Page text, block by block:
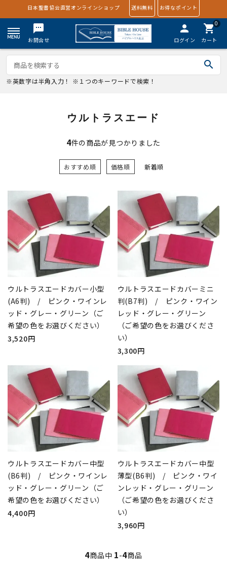
日本聖書協会直営オンラインショップ 送料無料 お得なポイント
textsms
お問合せ
person
ログイン
0
shopping_cart
カート
search
※英数字は半角入力！ ※１つのキーワードで検索！
ウルトラスエード
4件の商品が見つかりました
おすすめ順 価格順 新着順
ウルトラスエードカバー小型
(A6判) / ピンク・ワインレ
ッド・グレー・グリーン（ご
希望の色をお選びください）
3,520円
ウルトラスエードカバーミニ
判(B7判) / ピンク・ワイン
レッド・グレー・グリーン
（ご希望の色をお選びくださ
い）
3,300円
ウルトラスエードカバー中型
(B6判) / ピンク・ワインレ
ッド・グレー・グリーン（ご
希望の色をお選びください）
4,400円
ウルトラスエードカバー中型
薄型(B6判) / ピンク・ワイ
ンレッド・グレー・グリーン
（ご希望の色をお選びくださ
い）
3,960円
4商品中 1-4商品